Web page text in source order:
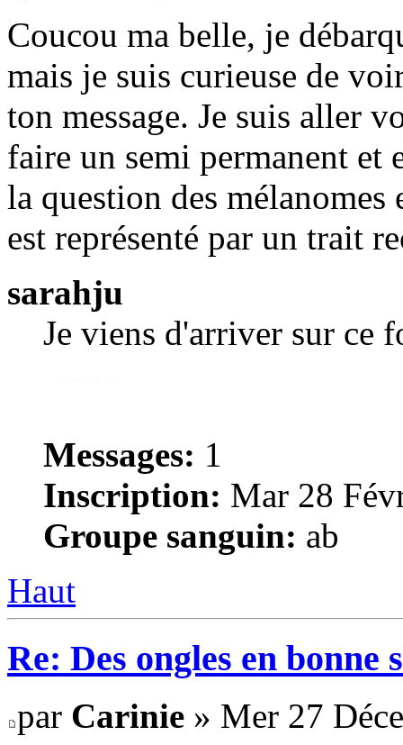
Coucou ma belle, je
mais je suis curieuse de
ton message. Je suis aller
faire un semi permanent et
la question des
est représenté par un trait
sarahju
Je viens d'arriver sur ce
Messages: 1
Inscription: Mar 28
Groupe sanguin: ab
Haut
Re: Des ongles en bonne
par Carinie » Mer 27